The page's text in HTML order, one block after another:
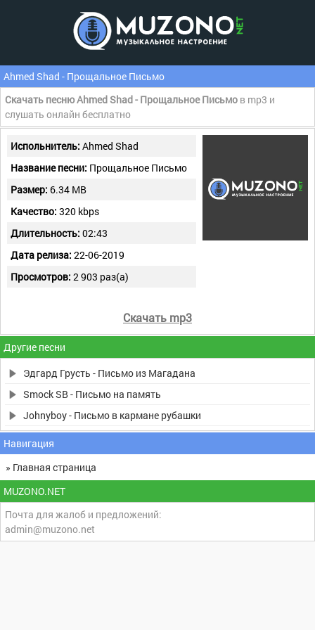
Ahmed Shad - Прощальное Письмо
Скачать песню Ahmed Shad - Прощальное Письмо в mp3 и
слушать онлайн бесплатно
Испольнитель: Ahmed Shad
Название песни: Прощальное Письмо
Размер: 6.34 MB
Качество: 320 kbps
Длительность: 02:43
Дата релиза: 22-06-2019
Просмотров: 2 903 раз(а)
Скачать mp3
Другие песни
Эдгард Грусть - Письмо из Магадана
Smock SB - Письмо на память
Johnyboy - Письмо в кармане рубашки
Навигация
» Главная страница
MUZONO.NET
Почта для жалоб и предложений:
admin@muzono.net